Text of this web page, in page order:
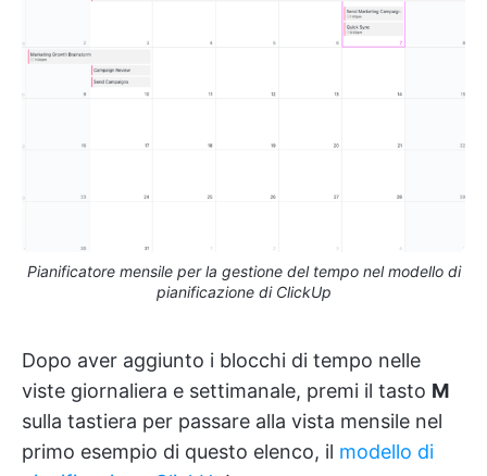
Pianificatore mensile per la gestione del tempo nel modello di
pianificazione di ClickUp
Dopo aver aggiunto i blocchi di tempo nelle
viste giornaliera e settimanale, premi il tasto M
sulla tastiera per passare alla vista mensile nel
primo esempio di questo elenco, il modello di